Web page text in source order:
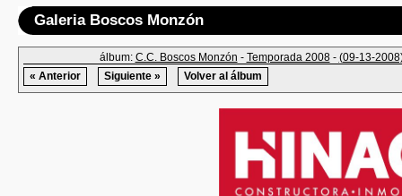
Galeria Boscos Monzón
álbum: C.C. Boscos Monzón - Temporada 2008- (09-13-
« Anterior
Siguiente » Volver al álbum